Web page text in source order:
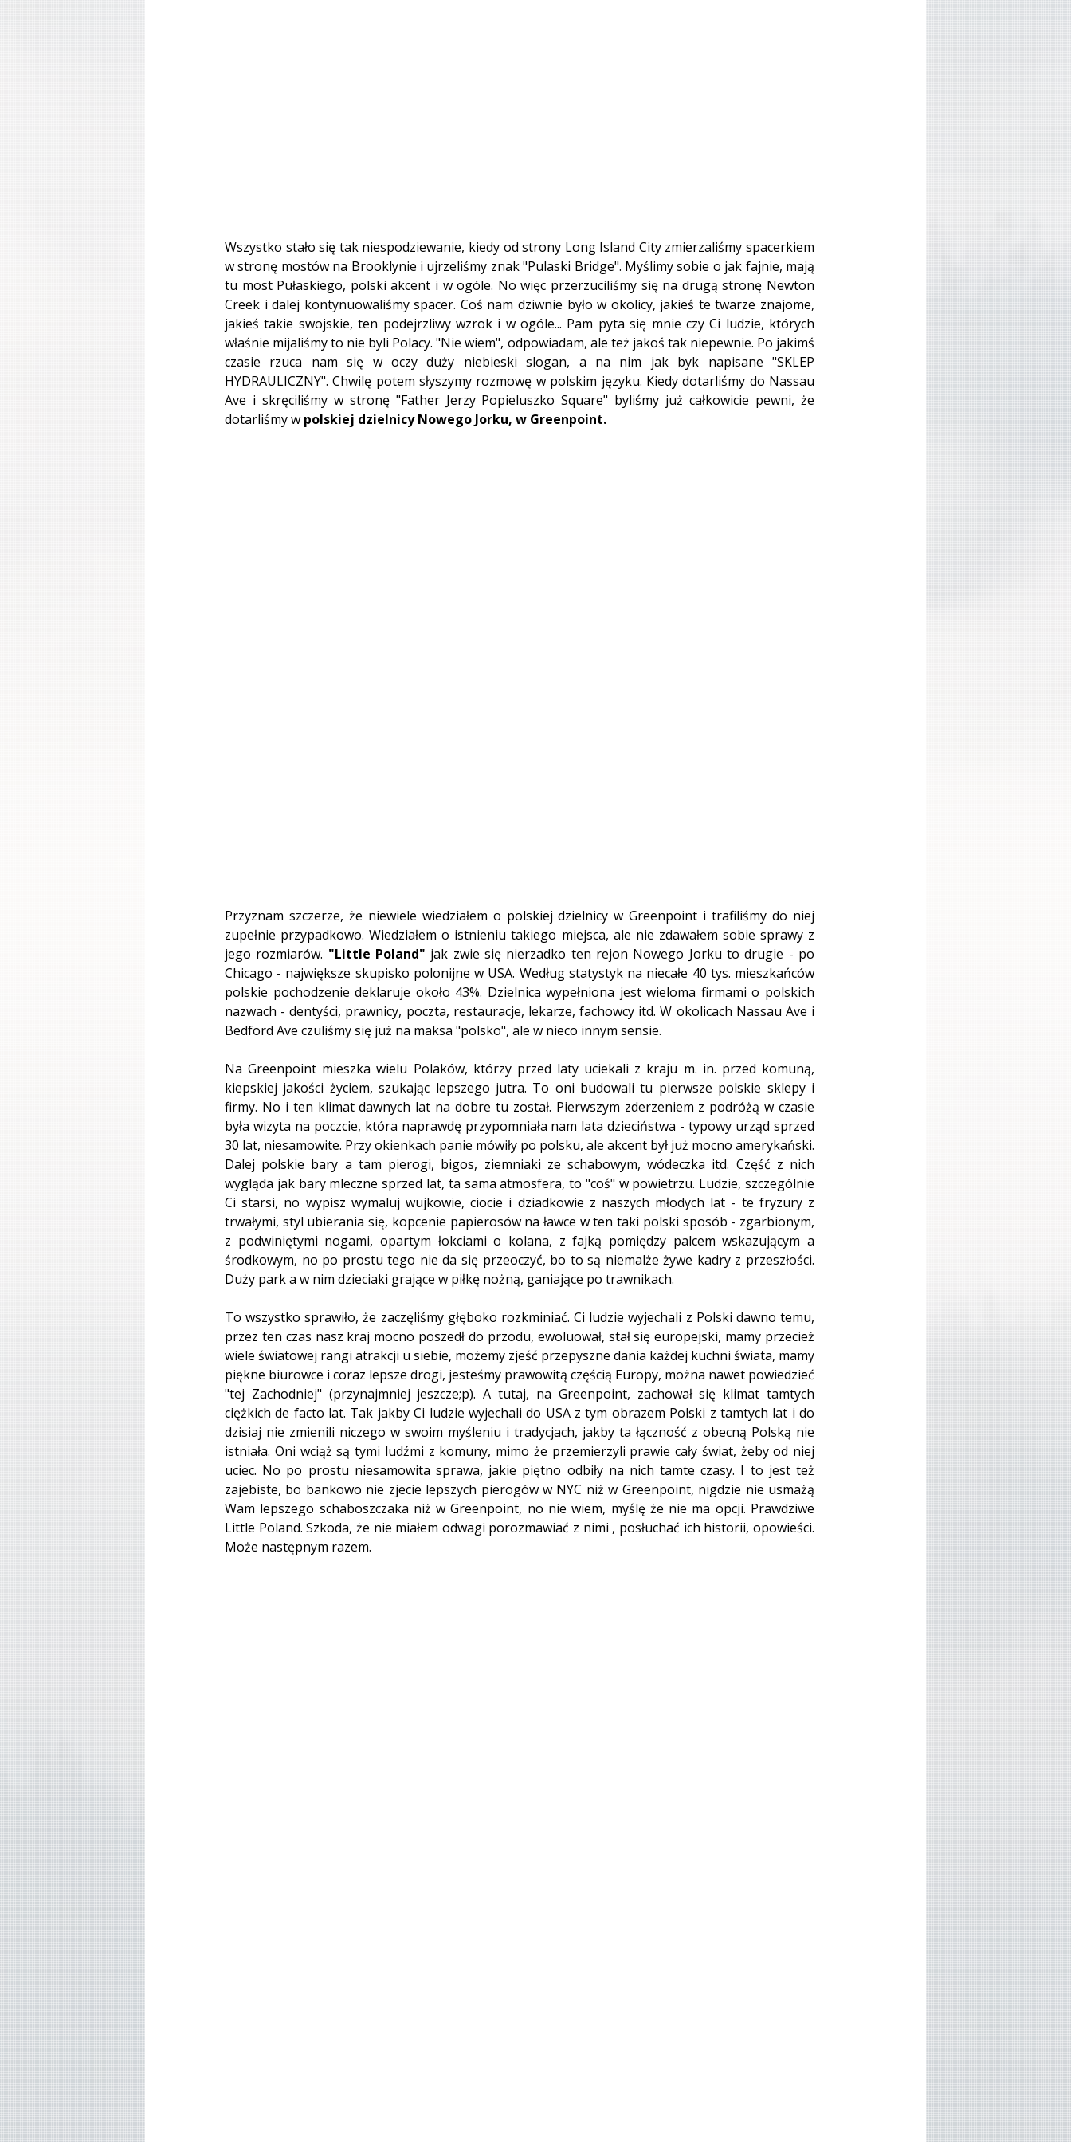
Wszystko stało się tak niespodziewanie, kiedy od strony Long Island City zmierzaliśmy spacerkiem
w stronę mostów na Brooklynie i ujrzeliśmy znak "Pulaski Bridge". Myślimy sobie o jak fajnie, mają
tu most Pułaskiego, polski akcent i w ogóle. No więc przerzuciliśmy się na drugą stronę Newton
Creek i dalej kontynuowaliśmy spacer. Coś nam dziwnie było w okolicy, jakieś te twarze znajome,
jakieś takie swojskie, ten podejrzliwy wzrok i w ogóle... Pam pyta się mnie czy Ci ludzie, których
właśnie mijaliśmy to nie byli Polacy. "Nie wiem", odpowiadam, ale też jakoś tak niepewnie. Po jakimś
czasie rzuca nam się w oczy duży niebieski slogan, a na nim jak byk napisane "SKLEP
HYDRAULICZNY". Chwilę potem słyszymy rozmowę w polskim języku. Kiedy dotarliśmy do Nassau
Ave i skręciliśmy w stronę "Father Jerzy Popieluszko Square" byliśmy już całkowicie pewni, że
dotarliśmy w polskiej dzielnicy Nowego Jorku, w Greenpoint.
Przyznam szczerze, że niewiele wiedziałem o polskiej dzielnicy w Greenpoint i trafiliśmy do niej
zupełnie przypadkowo. Wiedziałem o istnieniu takiego miejsca, ale nie zdawałem sobie sprawy z
jego rozmiarów. "Little Poland" jak zwie się nierzadko ten rejon Nowego Jorku to drugie - po
Chicago - największe skupisko polonijne w USA. Według statystyk na niecałe 40 tys. mieszkańców
polskie pochodzenie deklaruje około 43%. Dzielnica wypełniona jest wieloma firmami o polskich
nazwach - dentyści, prawnicy, poczta, restauracje, lekarze, fachowcy itd. W okolicach Nassau Ave i
Bedford Ave czuliśmy się już na maksa "polsko", ale w nieco innym sensie.
Na Greenpoint mieszka wielu Polaków, którzy przed laty uciekali z kraju m. in. przed komuną,
kiepskiej jakości życiem, szukając lepszego jutra. To oni budowali tu pierwsze polskie sklepy i
firmy. No i ten klimat dawnych lat na dobre tu został. Pierwszym zderzeniem z podróżą w czasie
była wizyta na poczcie, która naprawdę przypomniała nam lata dzieciństwa - typowy urząd sprzed
30 lat, niesamowite. Przy okienkach panie mówiły po polsku, ale akcent był już mocno amerykański.
Dalej polskie bary a tam pierogi, bigos, ziemniaki ze schabowym, wódeczka itd. Część z nich
wygląda jak bary mleczne sprzed lat, ta sama atmosfera, to "coś" w powietrzu. Ludzie, szczególnie
Ci starsi, no wypisz wymaluj wujkowie, ciocie i dziadkowie z naszych młodych lat - te fryzury z
trwałymi, styl ubierania się, kopcenie papierosów na ławce w ten taki polski sposób - zgarbionym,
z podwiniętymi nogami, opartym łokciami o kolana, z fajką pomiędzy palcem wskazującym a
środkowym, no po prostu tego nie da się przeoczyć, bo to są niemalże żywe kadry z przeszłości.
Duży park a w nim dzieciaki grające w piłkę nożną, ganiające po trawnikach.
To wszystko sprawiło, że zaczęliśmy głęboko rozkminiać. Ci ludzie wyjechali z Polski dawno temu,
przez ten czas nasz kraj mocno poszedł do przodu, ewoluował, stał się europejski, mamy przecież
wiele światowej rangi atrakcji u siebie, możemy zjeść przepyszne dania każdej kuchni świata, mamy
piękne biurowce i coraz lepsze drogi, jesteśmy prawowitą częścią Europy, można nawet powiedzieć
"tej Zachodniej" (przynajmniej jeszcze;p). A tutaj, na Greenpoint, zachował się klimat tamtych
ciężkich de facto lat. Tak jakby Ci ludzie wyjechali do USA z tym obrazem Polski z tamtych lat i do
dzisiaj nie zmienili niczego w swoim myśleniu i tradycjach, jakby ta łączność z obecną Polską nie
istniała. Oni wciąż są tymi ludźmi z komuny, mimo że przemierzyli prawie cały świat, żeby od niej
uciec. No po prostu niesamowita sprawa, jakie piętno odbiły na nich tamte czasy. I to jest też
zajebiste, bo bankowo nie zjecie lepszych pierogów w NYC niż w Greenpoint, nigdzie nie usmażą
Wam lepszego schaboszczaka niż w Greenpoint, no nie wiem, myślę że nie ma opcji. Prawdziwe
Little Poland. Szkoda, że nie miałem odwagi porozmawiać z nimi , posłuchać ich historii, opowieści.
Może następnym razem.